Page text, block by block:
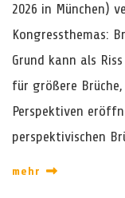
2026 in München)
Kongressthemas:
Grund kann als
für größere
Perspektiven
perspektivischen
mehr